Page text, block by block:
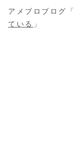
アメブロブログ「
ている
」